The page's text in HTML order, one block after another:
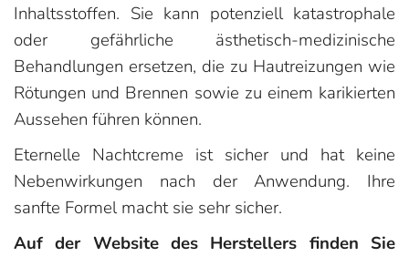
Inhaltsstoffen. Sie kann potenziell katastrophale
oder gefährliche ästhetisch-medizinische
Behandlungen ersetzen, die zu Hautreizungen wie
Rötungen und Brennen sowie zu einem karikierten
Aussehen führen können.
Eternelle Nachtcreme ist sicher und hat keine
Nebenwirkungen nach der Anwendung. Ihre
sanfte Formel macht sie sehr sicher.
Auf der Website des Herstellers finden Sie